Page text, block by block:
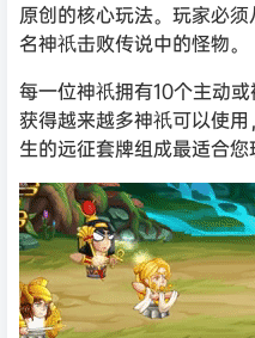
原创的核心玩法。玩家必
名神祇击败传说中的怪物。
每一位神祇拥有10个主动
获得越来越多神祇可以使
生的远征套牌组成最适合您